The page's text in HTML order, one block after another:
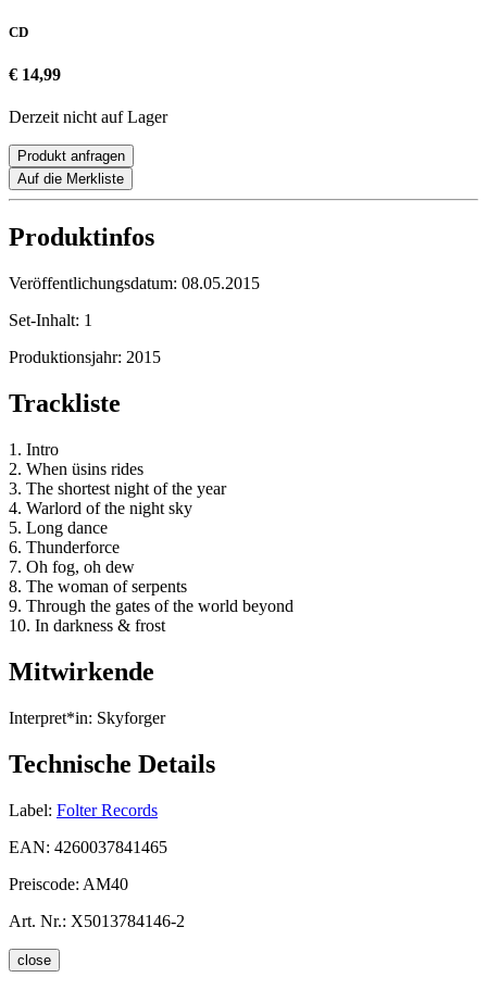
CD
€ 14,99
Derzeit nicht auf Lager
Produkt anfragen
Auf die Merkliste
Produktinfos
Veröffentlichungsdatum: 08.05.2015
Set-Inhalt: 1
Produktionsjahr: 2015
Trackliste
1. Intro
2. When üsins rides
3. The shortest night of the year
4. Warlord of the night sky
5. Long dance
6. Thunderforce
7. Oh fog, oh dew
8. The woman of serpents
9. Through the gates of the world beyond
10. In darkness & frost
Mitwirkende
Interpret*in: Skyforger
Technische Details
Label: Folter Records
EAN: 4260037841465
Preiscode: AM40
Art. Nr.: X5013784146-2
close